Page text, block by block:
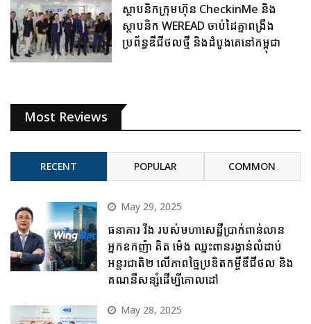
ស្ថាបនិកក្រុមហ៊ុន CheckinMe និង
ស្ថាបនិក WEREAD ចាប់ដៃគ្នាពង្រឹង
ប្រព័ន្ធឌីជីថលថ្មី និងដំបូងគេនៅកម្ពុជា
Most Reviews
RECENT POPULAR COMMON
May 29, 2025
ធនាគារ វីង របស់មហាសេដ្ឋីប្រាក់ពាន់លាន
អ្នកឧកញ៉ា គិត ម៉េង ឈ្នះពានរង្វាន់លំដាប់
អន្តរជាតិ២ លើភាពច្នៃប្រឌិតកម្ចីឌីជីថល និង
គណនីសន្សំដើម្បីគោលដៅ
May 28, 2025